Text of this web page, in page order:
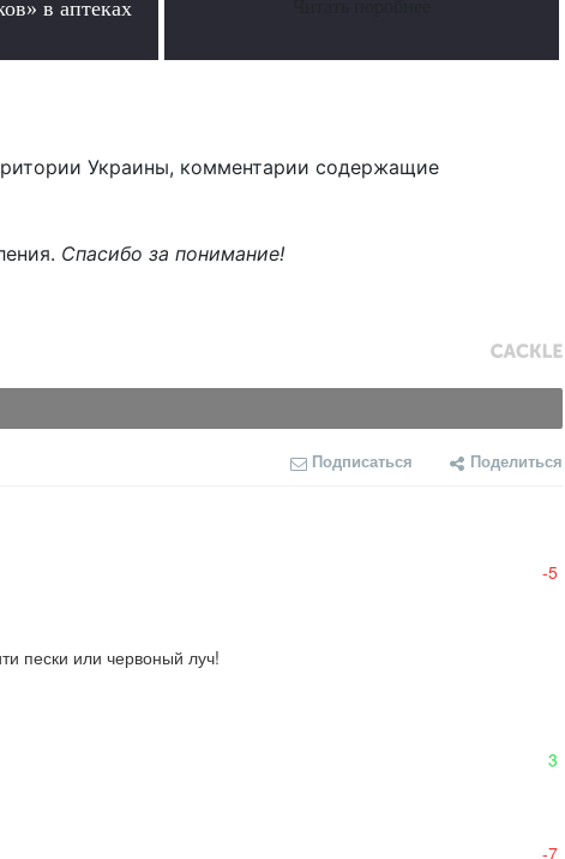
в аптеках
Украины, комментарии содержащие
Спасибо за понимание!
Подписаться Поделиться
-5
пески или червоный луч!
3
-7